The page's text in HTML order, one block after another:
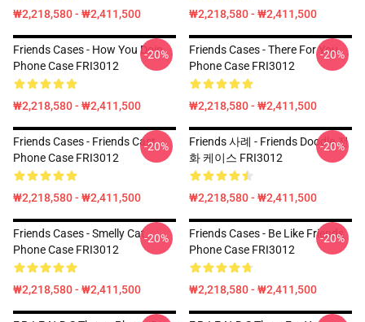
₩2,218,580 - ₩2,411,500 ₩2,218,580 - ₩2,411,500
Friends Cases - How You Doin
Phone Case FRI3012
₩2,218,580 - ₩2,411,500
-20%
Friends Cases - There For You
Phone Case FRI3012
₩2,218,580 - ₩2,411,500
-20%
Friends Cases - Friends Cast
Phone Case FRI3012
₩2,218,580 - ₩2,411,500
-20%
Friends 사례 - Friends Doodle 전
화 케이스 FRI3012
₩2,218,580 - ₩2,411,500
-20%
Friends Cases - Smelly Cat
Phone Case FRI3012
₩2,218,580 - ₩2,411,500
-20%
Friends Cases - Be Like Friends
Phone Case FRI3012
₩2,218,580 - ₩2,411,500
-20%